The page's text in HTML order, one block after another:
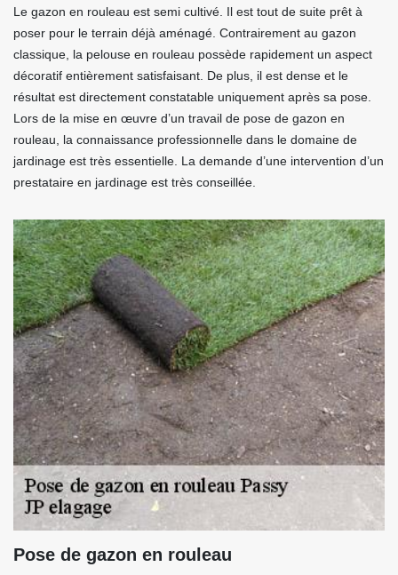
Le gazon en rouleau est semi cultivé. Il est tout de suite prêt à
poser pour le terrain déjà aménagé. Contrairement au gazon
classique, la pelouse en rouleau possède rapidement un aspect
décoratif entièrement satisfaisant. De plus, il est dense et le
résultat est directement constatable uniquement après sa pose.
Lors de la mise en œuvre d’un travail de pose de gazon en
rouleau, la connaissance professionnelle dans le domaine de
jardinage est très essentielle. La demande d’une intervention d’un
prestataire en jardinage est très conseillée.
Pose de gazon en rouleau